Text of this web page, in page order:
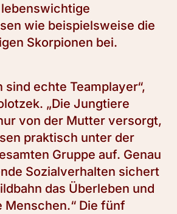
wie beispielsweise die
Skorpionen bei.
sind echte Teamplayer“,
„Die Jungtiere
von der Mutter versorgt,
praktisch unter der
Gruppe auf. Genau
Sozialverhalten sichert
das Überleben und
Die fünf